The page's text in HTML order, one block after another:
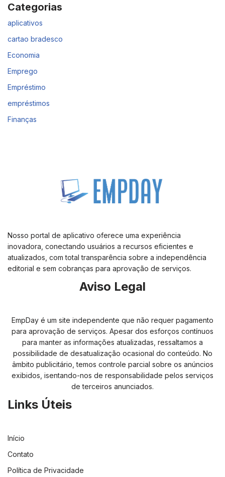
Categorias
aplicativos
cartao bradesco
Economia
Emprego
Empréstimo
empréstimos
Finanças
Nosso portal de aplicativo oferece uma experiência
inovadora, conectando usuários a recursos eficientes e
atualizados, com total transparência sobre a independência
editorial e sem cobranças para aprovação de serviços.
Aviso Legal
EmpDay é um site independente que não requer pagamento
para aprovação de serviços. Apesar dos esforços contínuos
para manter as informações atualizadas, ressaltamos a
possibilidade de desatualização ocasional do conteúdo. No
âmbito publicitário, temos controle parcial sobre os anúncios
exibidos, isentando-nos de responsabilidade pelos serviços
de terceiros anunciados.
Links Úteis
Início
Contato
Política de Privacidade